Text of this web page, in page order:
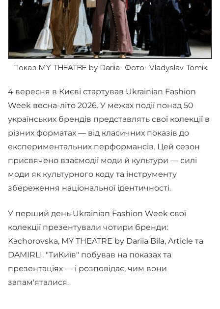
Показ MY THEATRE by Dariia. Фото: Vladyslav Tomik
4 вересня в Києві стартував Ukrainian Fashion
Week весна-літо 2026. У межах події понад 50
українських брендів представлять свої колекції в
різних форматах — від класичних показів до
експериментальних перформансів. Цей сезон
присвячено взаємодії моди й культури — силі
моди як культурного коду та інструменту
збереження національної ідентичності.
У перший день Ukrainian Fashion Week свої
колекції презентували чотири бренди:
Kachorovska, MY THEATRE by Dariia Bila, Article та
DAMIRLI. "ТиКиїв" побував на показах та
презентаціях — і розповідає, чим вони
запам'яталися.